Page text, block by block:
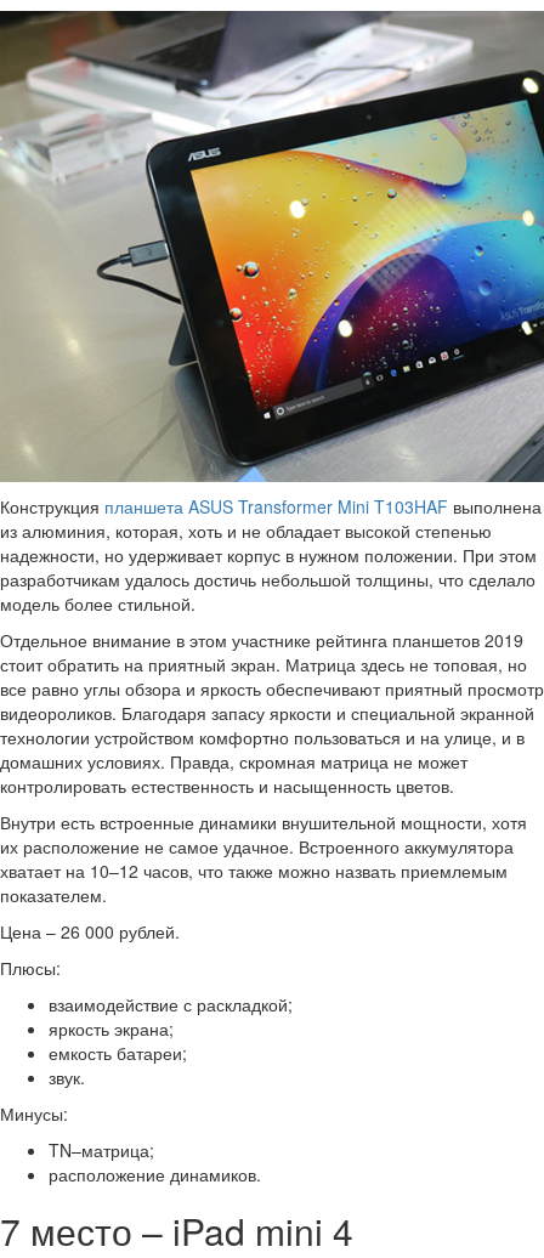
Конструкция планшета ASUS Transformer Mini T103HAF выполнена
из алюминия, которая, хоть и не обладает высокой степенью
надежности, но удерживает корпус в нужном положении. При этом
разработчикам удалось достичь небольшой толщины, что сделало
модель более стильной.
Отдельное внимание в этом участнике рейтинга планшетов 2019
стоит обратить на приятный экран. Матрица здесь не топовая, но
все равно углы обзора и яркость обеспечивают приятный просмотр
видеороликов. Благодаря запасу яркости и специальной экранной
технологии устройством комфортно пользоваться и на улице, и в
домашних условиях. Правда, скромная матрица не может
контролировать естественность и насыщенность цветов.
Внутри есть встроенные динамики внушительной мощности, хотя
их расположение не самое удачное. Встроенного аккумулятора
хватает на 10–12 часов, что также можно назвать приемлемым
показателем.
Цена – 26 000 рублей.
Плюсы:
взаимодействие с раскладкой;
яркость экрана;
емкость батареи;
звук.
Минусы:
TN–матрица;
расположение динамиков.
7 место – iPad mini 4